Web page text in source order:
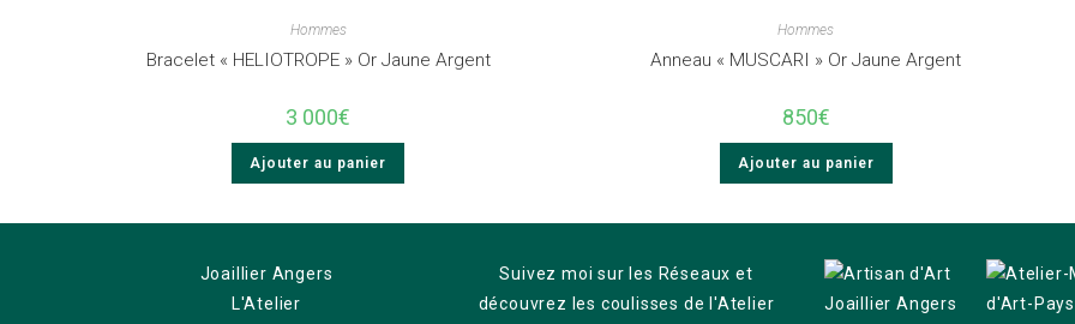
Hommes
Bracelet « HELIOTROPE » Or Jaune Argent
3 000€
Ajouter au panier
Hommes
Anneau « MUSCARI » Or Jaune Argent
850€
Ajouter au panier
Joaillier Angers
L'Atelier
Suivez moi sur les Réseaux et
découvrez les coulisses de l'Atelier